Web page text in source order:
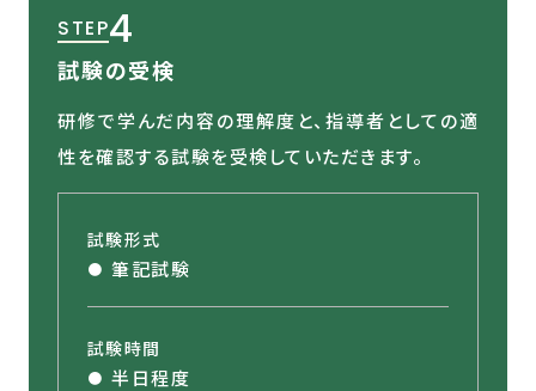
STEP4
試験の受検
研修で学んだ内容の理解度と、指導者としての適
性を確認する試験を受検していただきます。
試験形式
筆記試験
試験時間
半日程度